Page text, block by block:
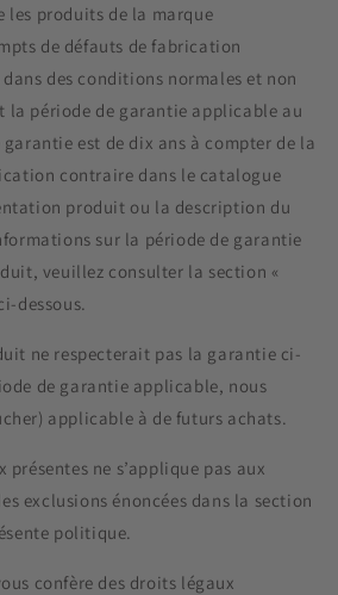
les produits de la marque
de défauts de fabrication
des conditions normales et non
la période de garantie applicable au
est de dix ans à compter de la
contraire dans le catalogue
produit ou la description du
sur la période de garantie
veuillez consulter la section «
dessous.
ne respecterait pas la garantie ci-
de garantie applicable, nous
applicable à de futurs achats.
ne s’applique pas aux
exclusions énoncées dans la section
politique.
confère des droits légaux